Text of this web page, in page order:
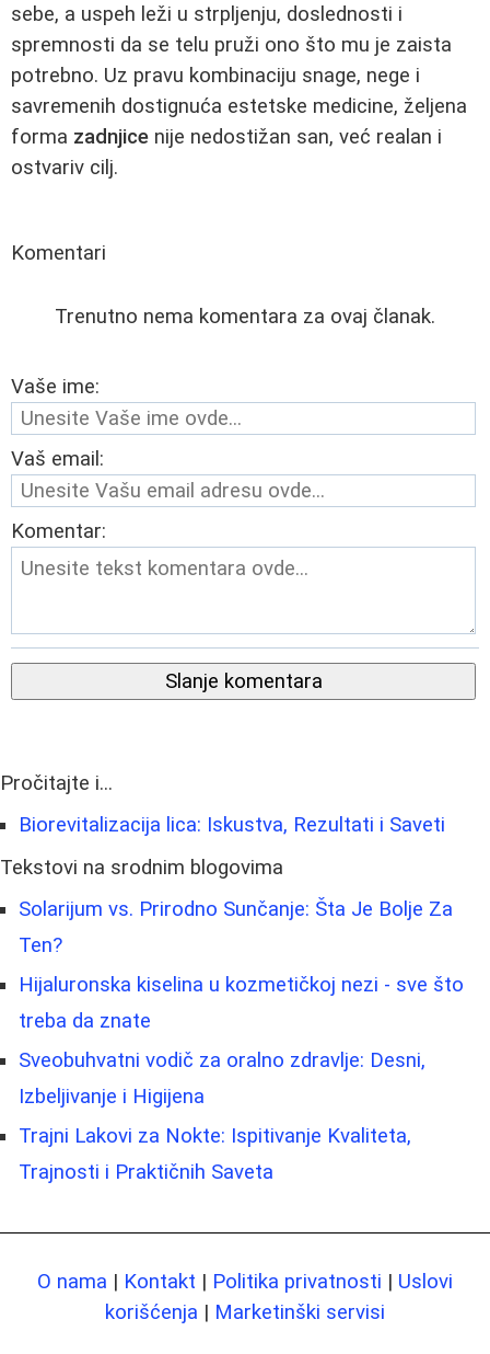
sebe, a uspeh leži u strpljenju, doslednosti i
spremnosti da se telu pruži ono što mu je zaista
potrebno. Uz pravu kombinaciju snage, nege i
savremenih dostignuća estetske medicine, željena
forma zadnjice nije nedostižan san, već realan i
ostvariv cilj.
Komentari
Trenutno nema komentara za ovaj članak.
Vaše ime:
Vaš email:
Komentar:
Slanje komentara
Pročitajte i...
Biorevitalizacija lica: Iskustva, Rezultati i Saveti
Tekstovi na srodnim blogovima
Solarijum vs. Prirodno Sunčanje: Šta Je Bolje Za
Ten?
Hijaluronska kiselina u kozmetičkoj nezi - sve što
treba da znate
Sveobuhvatni vodič za oralno zdravlje: Desni,
Izbeljivanje i Higijena
Trajni Lakovi za Nokte: Ispitivanje Kvaliteta,
Trajnosti i Praktičnih Saveta
O nama | Kontakt | Politika privatnosti | Uslovi
korišćenja | Marketinški servisi